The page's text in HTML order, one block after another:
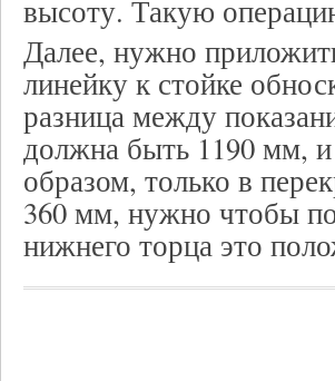
высоту. Такую
Далее, нужно
линейку к стойке
разница между
должна быть 1190 мм,
образом, только в
360 мм, нужно чтобы
нижнего торца это